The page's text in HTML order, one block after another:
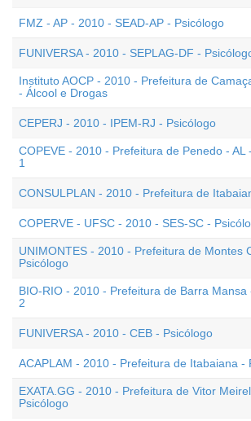
FMZ - AP - 2010 - SEAD-AP - Psicólogo
FUNIVERSA - 2010 - SEPLAG-DF -
Instituto AOCP - 2010 - Prefeitura de
- Álcool e Drogas
CEPERJ - 2010 - IPEM-RJ - Psicólogo
COPEVE - 2010 - Prefeitura de Penedo - AL
1
CONSULPLAN - 2010 - Prefeitura de
COPERVE - UFSC - 2010 - SES-SC -
UNIMONTES - 2010 - Prefeitura de Montes
Psicólogo
BIO-RIO - 2010 - Prefeitura de Barra Mansa
2
FUNIVERSA - 2010 - CEB - Psicólogo
ACAPLAM - 2010 - Prefeitura de Itabaiana -
EXATA.GG - 2010 - Prefeitura de Vitor
Psicólogo